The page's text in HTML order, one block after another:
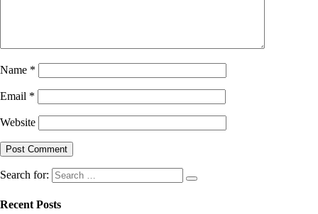
Name *
Email *
Website
Search for:
Recent Posts